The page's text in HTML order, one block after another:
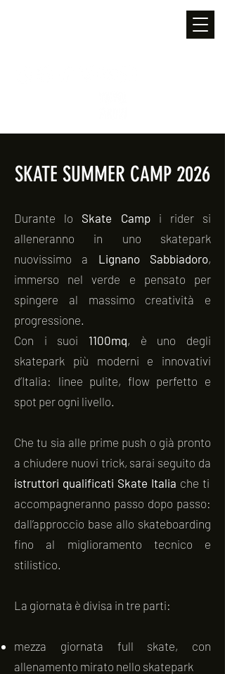
SKATE SUMMER CAMP 2026
Durante lo Skate Campi rider si
alleneranno in uno skatepark
nuovissimo a Lignano Sabbiadoro,
immerso nel verde e pensato per
spingere al massimo creatività e
progressione.
Con i suoi 1100mq, è uno degli
skatepark più moderni e innovativi
d’Italia: linee pulite, flow perfetto e
spot per ogni livello.
Che tu sia alle prime push o già pronto
a chiudere nuovi trick, sarai seguito da
istruttori qualificati Skate Italia che ti
accompagneranno passo dopo passo:
dall’approccio base allo skateboarding
fino al miglioramento tecnico e
stilistico.
La giornata è divisa in tre parti:
mezza giornata full skate, con
allenamento mirato nello skatepark